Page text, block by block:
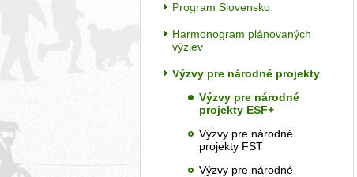
Program Slovensko
Harmonogram plánovaných
výziev
Výzvy pre národné projekty
Výzvy pre národné
projekty ESF+
Výzvy pre národné
projekty FST
Výzvy pre národné